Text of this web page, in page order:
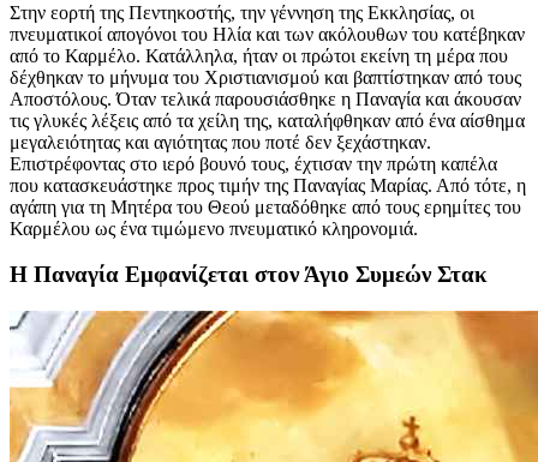
Στην εορτή της Πεντηκοστής, την γέννηση της Εκκλησίας, οι
πνευματικοί απογόνοι του Ηλία και των ακόλουθων του κατέβηκαν
από το Καρμέλο. Κατάλληλα, ήταν οι πρώτοι εκείνη τη μέρα που
δέχθηκαν το μήνυμα του Χριστιανισμού και βαπτίστηκαν από τους
Αποστόλους. Όταν τελικά παρουσιάσθηκε η Παναγία και άκουσαν
τις γλυκές λέξεις από τα χείλη της, καταλήφθηκαν από ένα αίσθημα
μεγαλειότητας και αγιότητας που ποτέ δεν ξεχάστηκαν.
Επιστρέφοντας στο ιερό βουνό τους, έχτισαν την πρώτη καπέλα
που κατασκευάστηκε προς τιμήν της Παναγίας Μαρίας. Από τότε, η
αγάπη για τη Μητέρα του Θεού μεταδόθηκε από τους ερημίτες του
Καρμέλου ως ένα τιμώμενο πνευματικό κληρονομιά.
Η Παναγία Εμφανίζεται στον Άγιο Συμεών Στακ